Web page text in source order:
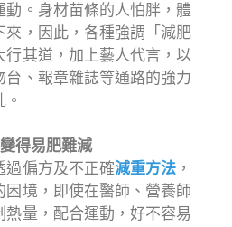
動。身材苗條的人怕胖，體
來，因此，各種強調「減肥
行其道，加上藝人代言，以
台、報章雜誌等通路的強力
得易肥難減
過偏方及不正確減重方法 ，
困境，即使在醫師、營養師
熱量，配合運動，好不容易